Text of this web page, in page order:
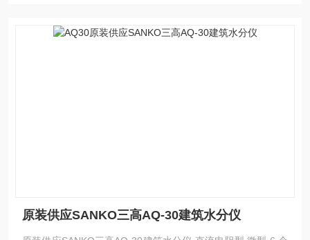
原装供应SANKO三高AQ-30建筑水分仪